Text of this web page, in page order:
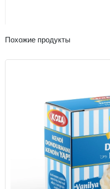
Похожие продукты